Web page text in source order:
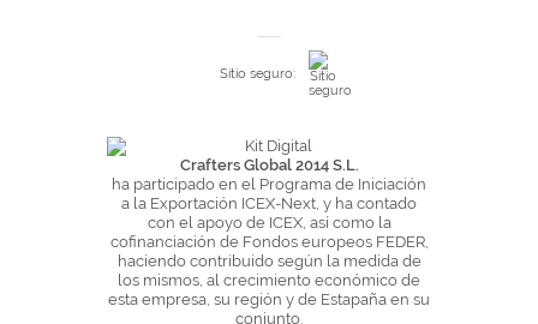
Pago seguro y financiación
Condiciones generales de Compra
Política de Privacidad
Política de Cookies
Sitio seguro:
Crafters Global 2014 S.L.
ha participado en el Programa de Iniciación
a la Exportación ICEX-Next, y ha contado
con el apoyo de ICEX, así como la
cofinanciación de Fondos europeos FEDER,
haciendo contribuido según la medida de
los mismos, al crecimiento económico de
esta empresa, su región y de Estapaña en su
conjunto.